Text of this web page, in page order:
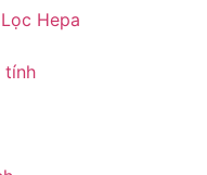
Hepa
tính